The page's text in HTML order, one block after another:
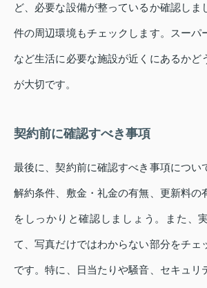
ど、必要な設備が整っているか確認しま
件の周辺環境もチェックします。スーパ
など生活に必要な施設が近くにあるかど
が大切です。
契約前に確認すべき事項
最後に、契約前に確認すべき事項につい
解約条件、敷金・礼金の有無、更新料の
をしっかりと確認しましょう。また、
て、写真だけではわからない部分をチェ
です。特に、日当たりや騒音、セキュリ